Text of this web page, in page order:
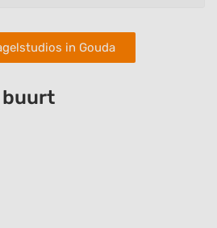
in Gouda
buurt